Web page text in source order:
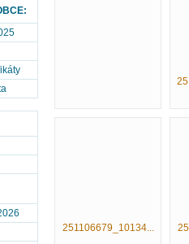
251106679_10134...